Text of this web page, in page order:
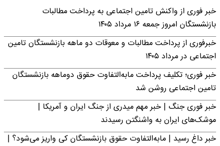
خبر فوری از واکنش تامین اجتماعی به پرداخت مطالبات
بازنشستگان امروز جمعه ۱۶ مرداد ۱۴۰۵
خبرفوری از پرداخت مطالبات و معوقات دو ماهه بازنشستگان تامین
اجتماعی در مرداد ۱۴۰۵
خبر فوری؛ تکلیف پرداخت مابه‌التفاوت حقوق دوماهه بازنشستگان
تامین اجتماعی روشن شد
خبر فوری جنگ | خبر مهم میدری از جنگ ایران و آمریکا |
موشک‌های ایران به واشنگتن رسیدند
خبر داغ رسید | مابه‌التفاوت حقوق بازنشستگان کی واریز می‌شود؟ |